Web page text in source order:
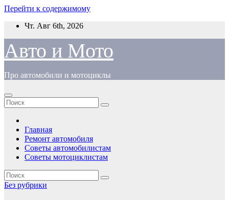
Перейти к содержимому
Чт. Авг 6th, 2026
Авто и Мото
Про автомобили и мотоциклы
Главная
Ремонт автомобиля
Советы автомобилистам
Советы мотоциклистам
Без рубрики